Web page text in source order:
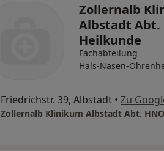
Zollernalb
Albstadt Abt.
Heilkunde
Fachabteilung
Hals-Nasen-
Friedrichstr. 39, Albstadt • Zu
Zollernalb Klinikum Albstadt Abt.